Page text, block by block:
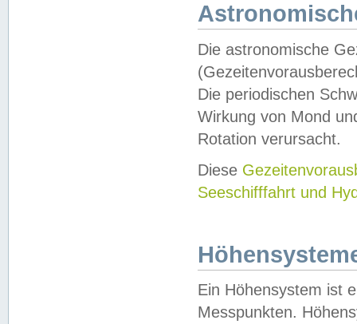
Die astronomische
Die periodischen
Wirkung von Mond
Rotation verursacht.
Diese
Seeschifffahrt und
Ein Höhensystem ist
Messpunkten.